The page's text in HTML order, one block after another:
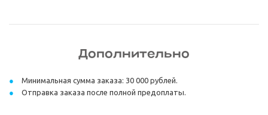
Дополнительно
Минимальная сумма заказа: 30 000 рублей.
Отправка заказа после полной предоплаты.